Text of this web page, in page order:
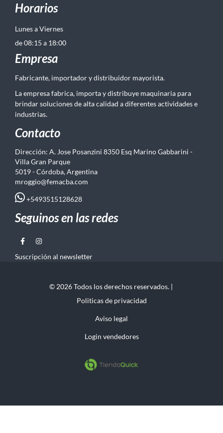
Horarios
Lunes a Viernes
de 08:15 a 18:00
Empresa
Fabricante, importador y distribuidor mayorista.
La empresa fabrica, importa y distribuye maquinaria para
brindar soluciones de alta calidad a diferentes actividades e
industrias.
Contacto
Dirección: A. Jose Posanzini 8350 Esq Marino Gabbarini -
Villa Gran Parque
5019 - Córdoba, Argentina
mroggio@femacba.com
+5493515128628
Seguinos en las redes
Suscripción al newsletter
© 2026 Todos los derechos reservados. |
Politicas de privacidad
Aviso legal
Login vendedores